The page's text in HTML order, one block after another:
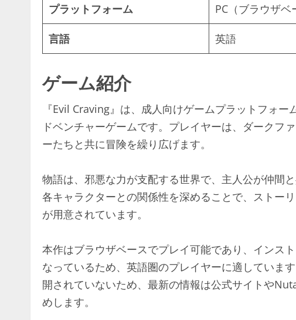
プラットフォーム PC（ブラウザベ
言語 英語
ゲーム紹介
『Evil Craving』は、成人向けゲームプラットフォ
ドベンチャーゲームです。プレイヤーは、ダークフ
ーたちと共に冒険を繰り広げます。
物語は、邪悪な力が支配する世界で、主人公が仲間
各キャラクターとの関係性を深めることで、ストー
が用意されています。
本作はブラウザベースでプレイ可能であり、インス
なっているため、英語圏のプレイヤーに適していま
開されていないため、最新の情報は公式サイトや
めします。